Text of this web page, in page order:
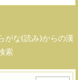
がな(読み)からの漢
索